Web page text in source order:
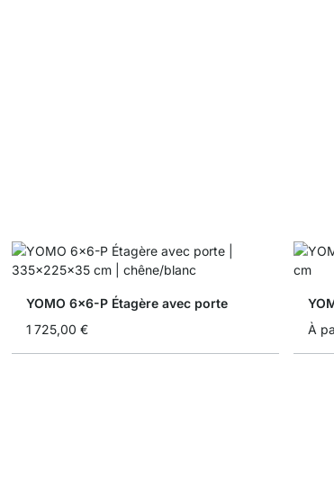
YOMO 6x6-P Étagère avec porte
1 725,00 €
À